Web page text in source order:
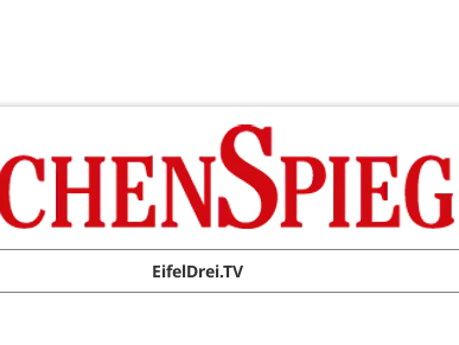
EifelDrei.TV